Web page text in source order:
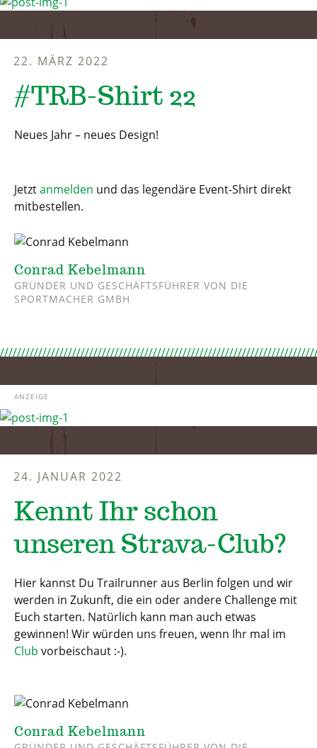
22. MÄRZ 2022
#TRB-Shirt 22
Neues Jahr – neues Design!
Jetztanmelden und das legendäre Event-Shirt direkt
mitbestellen.
Conrad Kebelmann
GRÜNDER UND GESCHÄFTSFÜHRER VON DIE
SPORTMACHER GMBH
ANZEIGE
24. JANUAR 2022
Kennt Ihr schon
unseren Strava-Club?
Hier kannst Du Trailrunner aus Berlin folgen und wir
werden in Zukunft, die ein oder andere Challenge mit
Euch starten. Natürlich kann man auch etwas
gewinnen! Wir würden uns freuen, wenn Ihr mal im
Club vorbeischaut :-).
Conrad Kebelmann